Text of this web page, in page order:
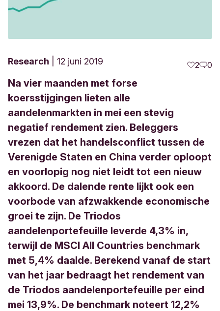
Research 12 juni 2019 2 0
Na vier maanden met forse
koersstijgingen lieten alle
aandelenmarkten in mei een stevig
negatief rendement zien. Beleggers
vrezen dat het handelsconflict tussen de
Verenigde Staten en China verder oploopt
en voorlopig nog niet leidt tot een nieuw
akkoord. De dalende rente lijkt ook een
voorbode van afzwakkende economische
groei te zijn. De Triodos
aandelenportefeuille leverde 4,3% in,
terwijl de MSCI All Countries benchmark
met 5,4% daalde. Berekend vanaf de start
van het jaar bedraagt het rendement van
de Triodos aandelenportefeuille per eind
mei 13,9%. De benchmark noteert 12,2%